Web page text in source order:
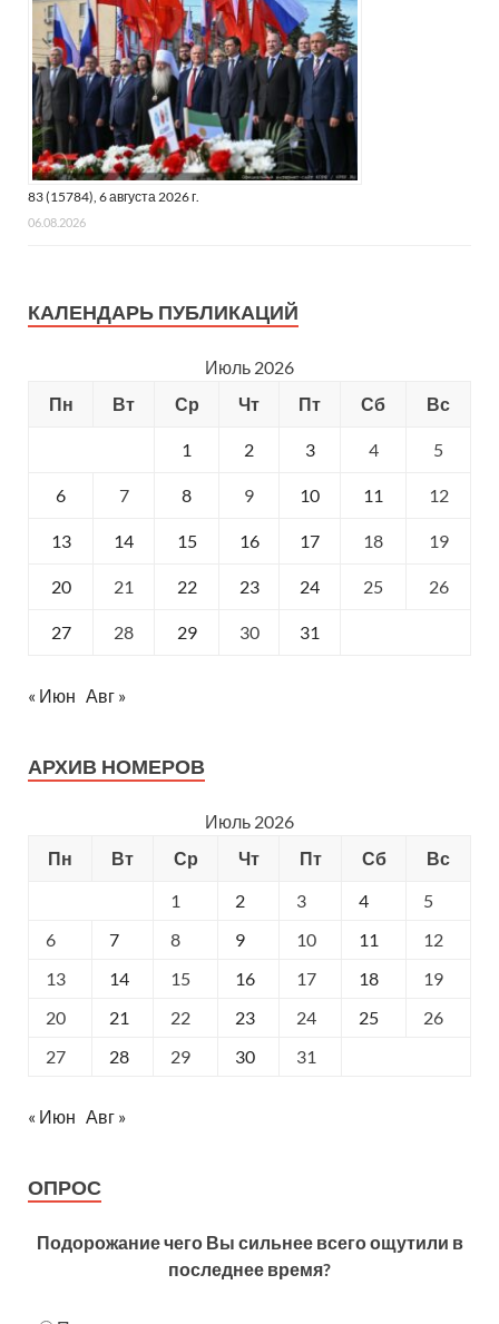
83 (15784), 6 августа 2026 г.
06.08.2026
КАЛЕНДАРЬ ПУБЛИКАЦИЙ
Июль 2026
Пн
Вт Ср Чт Пт Сб Вс
1 2 3 4 5
6 7 8 9 10 11 12
13 14 15 16 17 18 19
20 21 22 23 24 25 26
27 28 29 30 31
« Июн Авг »
АРХИВ НОМЕРОВ
Июль 2026
Пн
Вт Ср Чт Пт Сб
Вс
1
2 3 4
5
6
7 8 9 10 11
12
13
14 15 16 17 18
19
20
21 22 23 24 25
26
27
28 29 30 31
« Июн Авг »
ОПРОС
Подорожание чего Вы сильнее всего ощутили в
последнее время?